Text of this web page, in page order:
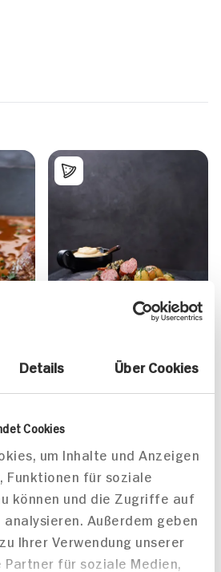
Details Über Cookies
Cookies
um Inhalte und Anzeigen
Funktionen für soziale
können und die Zugriffe auf
Außerdem geben
Ihrer Verwendung unserer
für soziale Medien,
Originalrezept
Mittel